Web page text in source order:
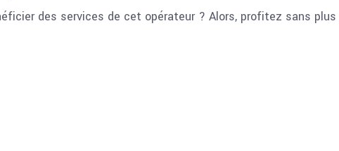
des services de cet opérateur ? Alors, profitez sans